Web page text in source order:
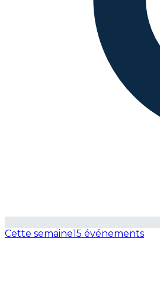
Cette semaine15 événements